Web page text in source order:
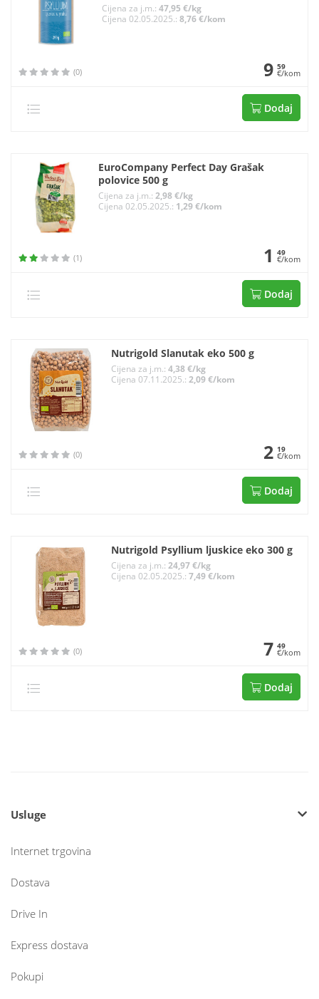
Cijena za j.m.: 47,95 €/kg
Cijena 02.05.2025.: 8,76 €/kom
(0) 9 59
€/kom
Dodaj
EuroCompany Perfect Day Grašak
polovice 500 g
Cijena za j.m.: 2,98 €/kg
Cijena 02.05.2025.: 1,29 €/kom
(1) 1 49
€/kom
Dodaj
Nutrigold Slanutak eko 500 g
Cijena za j.m.: 4,38 €/kg
Cijena 07.11.2025.: 2,09 €/kom
(0) 2 19
€/kom
Dodaj
Nutrigold Psyllium ljuskice eko 300 g
Cijena za j.m.: 24,97 €/kg
Cijena 02.05.2025.: 7,49 €/kom
(0) 7 49
€/kom
Dodaj
Usluge
Internet trgovina
Dostava
Drive In
Express dostava
Pokupi